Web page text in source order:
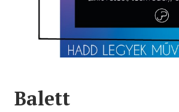
Balett